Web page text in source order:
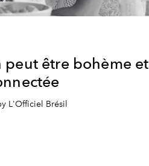
peut être bohème et
L'Officiel Brésil